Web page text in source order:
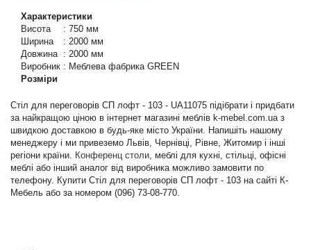
Характеристики
Висота
: 750 мм
Ширина
: 2000 мм
Довжина : 2000 мм
Виробник : Меблева фабрика GREEN
Розміри
Стіл для переговорів СП лофт - 103 - UA11075 підібрати і придбати
за найкращою ціною в інтернет магазині меблів k-mebel.com.ua з
швидкою доставкою в будь-яке місто України. Напишіть нашому
менеджеру і ми привеземо Львів, Чернівці, Рівне, Житомир і інші
регіони країни. Конференц столи, меблі для кухні, стільці, офісні
меблі або інший аналог від виробника можливо замовити по
телефону. Купити Стіл для переговорів СП лофт - 103 на сайті К-
Мебель або за номером (096) 73-08-770.